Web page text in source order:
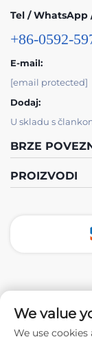
Tel / WhatsApp
+86-0592-
E-mail:
[email protected]
Dodaj:
U skladu s
BRZE
PROIZVODI
Autorsko pravo ©
We value
We use